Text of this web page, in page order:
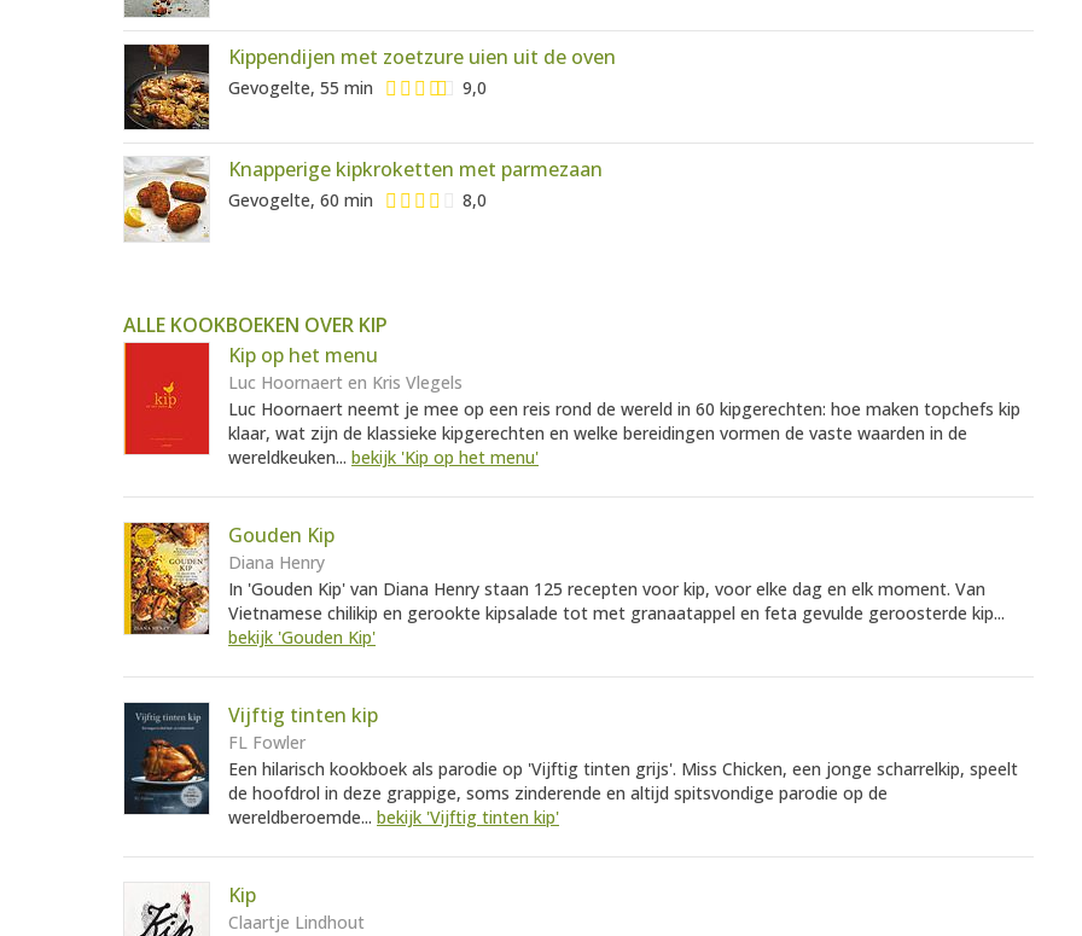
Kippendijen met zoetzure uien uit de oven
Gevogelte, 55 min 9,0
Knapperige kipkroketten met parmezaan
Gevogelte, 60 min 8,0
ALLE KOOKBOEKEN OVER KIP
Kip op het menu
Luc Hoornaert en Kris Vlegels
Luc Hoornaert neemt je mee op een reis rond de wereld in 60 kipgerechten: hoe maken topchefs kip
klaar, wat zijn de klassieke kipgerechten en welke bereidingen vormen de vaste waarden in de
wereldkeuken... bekijk 'Kip op het menu'
Gouden Kip
Diana Henry
In 'Gouden Kip' van Diana Henry staan 125 recepten voor kip, voor elke dag en elk moment. Van
Vietnamese chilikip en gerookte kipsalade tot met granaatappel en feta gevulde geroosterde kip...
bekijk 'Gouden Kip'
Vijftig tinten kip
FL Fowler
Een hilarisch kookboek als parodie op 'Vijftig tinten grijs'. Miss Chicken, een jonge scharrelkip, speelt
de hoofdrol in deze grappige, soms zinderende en altijd spitsvondige parodie op de
wereldberoemde... bekijk 'Vijftig tinten kip'
Kip
Claartje Lindhout